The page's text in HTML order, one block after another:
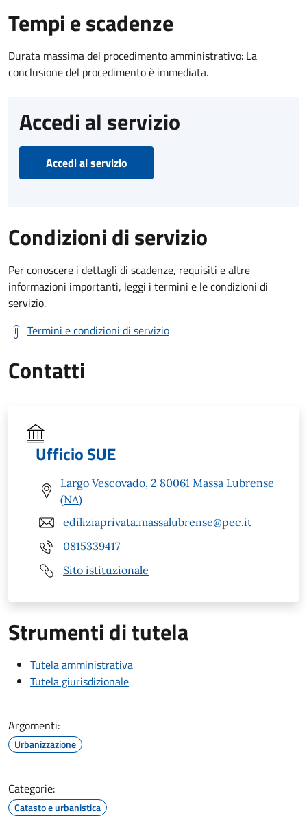
Tempi e scadenze
Durata massima del procedimento amministrativo: La
conclusione del procedimento è immediata.
Accedi al servizio
Accedi al servizio
Condizioni di servizio
Per conoscere i dettagli di scadenze, requisiti e altre
informazioni importanti, leggi i termini e le condizioni di
servizio.
Termini e condizioni di servizio
Contatti
Ufficio SUE
Largo Vescovado, 2 80061 Massa Lubrense
(NA)
ediliziaprivata.massalubrense@pec.it
0815339417
Sito istituzionale
Strumenti di tutela
Tutela amministrativa
Tutela giurisdizionale
Argomenti:
Urbanizzazione
Categorie:
Catasto e urbanistica